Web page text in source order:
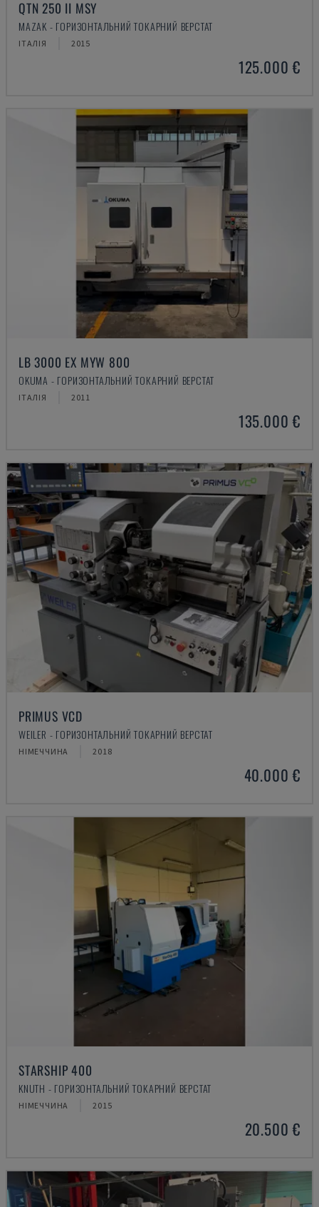
QTN 250 II MSY
MAZAK - ГОРИЗОНТАЛЬНИЙ ТОКАРНИЙ ВЕРСТАТ
ІТАЛІЯ 2015
125.000 €
LB 3000 EX MYW 800
OKUMA - ГОРИЗОНТАЛЬНИЙ ТОКАРНИЙ ВЕРСТАТ
ІТАЛІЯ 2011
135.000 €
PRIMUS VCD
WEILER - ГОРИЗОНТАЛЬНИЙ ТОКАРНИЙ ВЕРСТАТ
НІМЕЧЧИНА 2018
40.000 €
STARSHIP 400
KNUTH - ГОРИЗОНТАЛЬНИЙ ТОКАРНИЙ ВЕРСТАТ
НІМЕЧЧИНА 2015
20.500 €